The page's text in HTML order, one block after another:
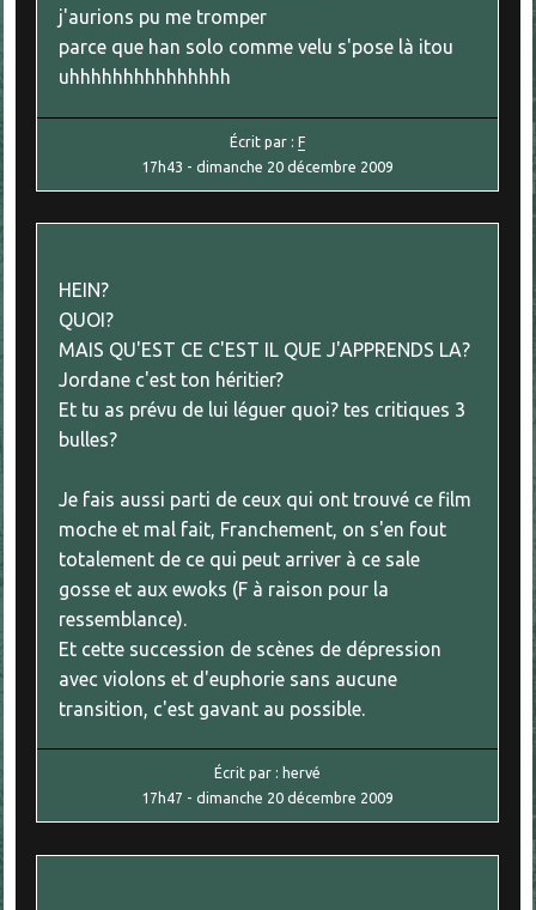
j'aurions pu me tromper
parce que han solo comme velu s'pose là itou
uhhhhhhhhhhhhhhh
Écrit par :F
17h43 -dimanche 20 décembre 2009
HEIN?
QUOI?
MAIS QU'EST CE C'EST IL QUE J'APPRENDS LA?
Jordane c'est ton héritier?
Et tu as prévu de lui léguer quoi? tes critiques 3
bulles?
Je fais aussi parti de ceux qui ont trouvé ce film
moche et mal fait, Franchement, on s'en fout
totalement de ce qui peut arriver à ce sale
gosse et aux ewoks (F à raison pour la
ressemblance).
Et cette succession de scènes de dépression
avec violons et d'euphorie sans aucune
transition, c'est gavant au possible.
Écrit par : hervé
17h47 -dimanche 20 décembre 2009